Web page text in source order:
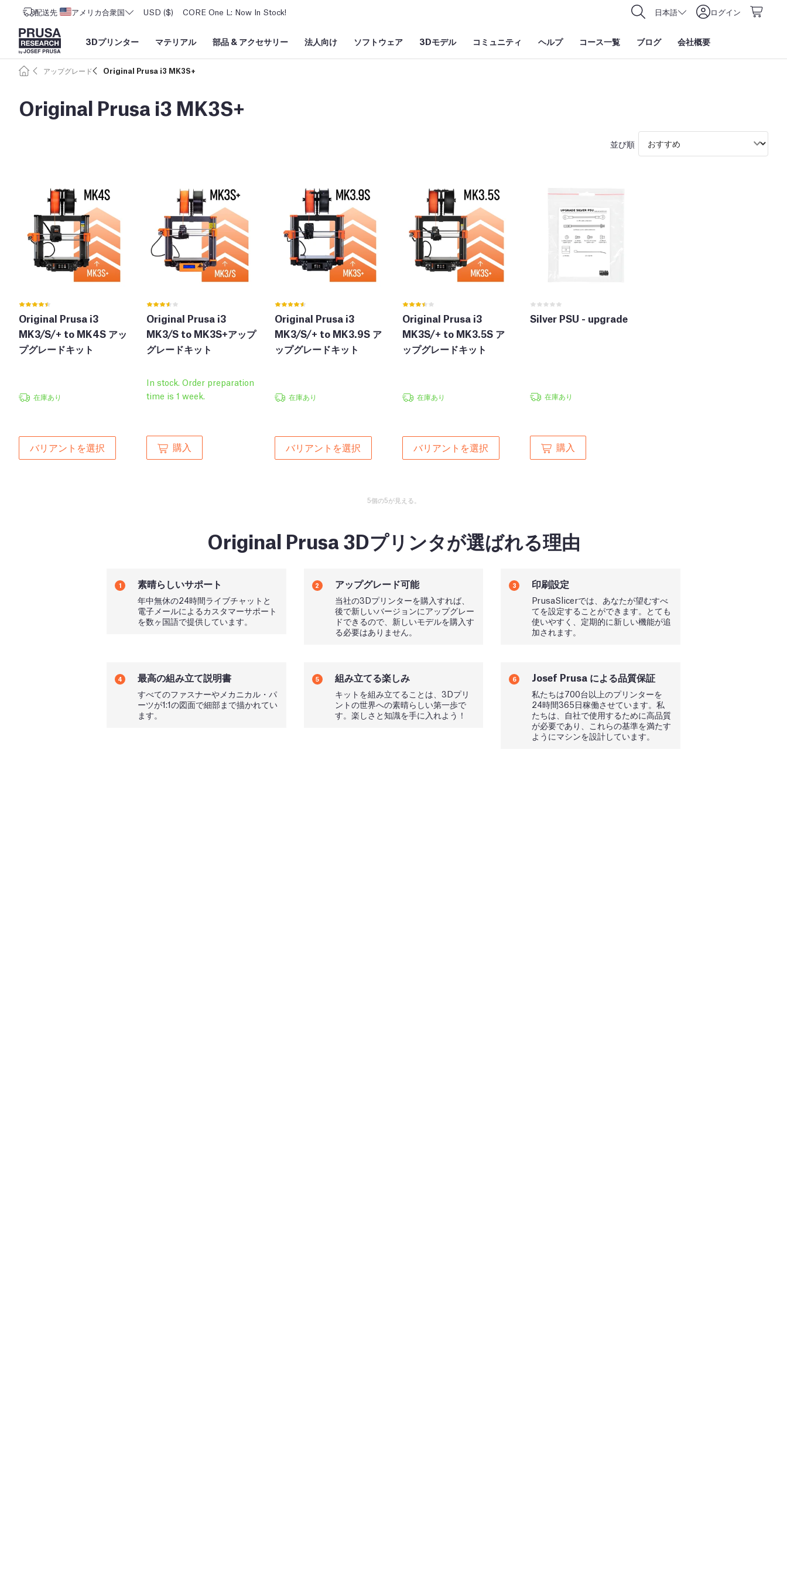
配送先 アメリカ合衆国 USD ($) CORE One L: Now In Stock! 日本語 ログイン
3Dプリンター マテリアル 部品 & アクセサリー 法人向け ソフトウェア 3Dモデル コミュニティ ヘルプ コース一覧 ブログ 会社概要
アップグレード Original Prusa i3 MK3S+
Original Prusa i3 MK3S+
並び順
Original Prusa i3
MK3/S/+ to MK4S アッ
プグレードキット
在庫あり
バリアントを選択
Original Prusa i3
MK3/S to MK3S+アップ
グレードキット
In stock. Order preparation
time is 1 week.
購入
Original Prusa i3
MK3/S/+ to MK3.9S ア
ップグレードキット
在庫あり
バリアントを選択
Original Prusa i3
MK3S/+ to MK3.5S ア
ップグレードキット
在庫あり
バリアントを選択
Silver PSU - upgrade
在庫あり
購入
5個の5が見える。
Original Prusa 3Dプリンタが選ばれる理由
1 素晴らしいサポート
年中無休の24時間ライブチャットと
電子メールによるカスタマーサポート
を数ヶ国語で提供しています。
2 アップグレード可能
当社の3Dプリンターを購入すれば、
後で新しいバージョンにアップグレー
ドできるので、新しいモデルを購入す
る必要はありません。
3 印刷設定
PrusaSlicerでは、あなたが望むすべ
てを設定することができます。とても
使いやすく、定期的に新しい機能が追
加されます。
4 最高の組み立て説明書
すべてのファスナーやメカニカル・パ
ーツが1:1の図面で細部まで描かれてい
ます。
5 組み立てる楽しみ
キットを組み立てることは、3Dプリ
ントの世界への素晴らしい第一歩で
す。楽しさと知識を手に入れよう！
6 Josef Prusa による品質保証
私たちは700台以上のプリンターを
24時間365日稼働させています。私
たちは、自社で使用するために高品質
が必要であり、これらの基準を満たす
ようにマシンを設計しています。